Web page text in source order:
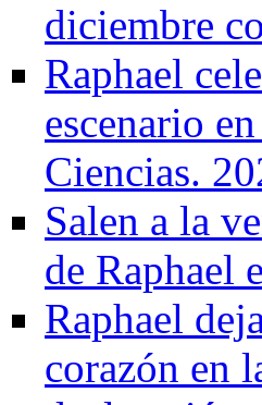
diciembre
Raphael
escenario
Ciencias.
Salen a la
de Raphael
Raphael
corazón en